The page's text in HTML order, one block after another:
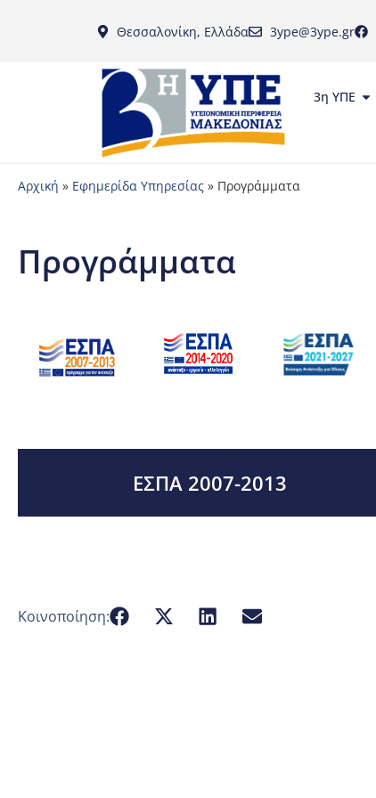
Θεσσαλονίκη, Ελλάδα 3ype@3ype.gr
3η ΥΠΕ
Αρχική » Εφημερίδα Υπηρεσίας » Προγράμματα
Προγράμματα
ΕΣΠΑ 2007-2013
Κοινοποίηση: